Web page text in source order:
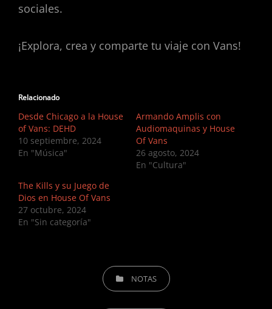
sociales.
¡Explora, crea y comparte tu viaje con Vans!
Relacionado
Desde Chicago a la House
of Vans: DEHD
10 septiembre, 2024
En "Música"
Armando Amplis con
Audiomaquinas y House
Of Vans
26 agosto, 2024
En "Cultura"
The Kills y su Juego de
Dios en House Of Vans
27 octubre, 2024
En "Sin categoría"
CATEGORIESNOTAS